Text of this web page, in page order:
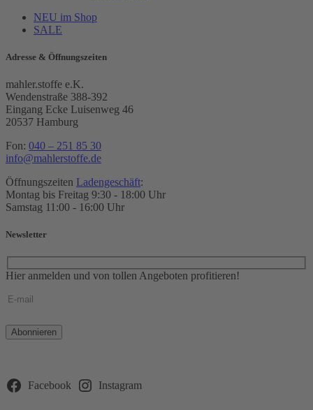
NEU im Shop
SALE
Adresse & Öffnungszeiten
mahler.stoffe e.K.
Wendenstraße 388-392
Eingang Ecke Luisenweg 46
20537 Hamburg
Fon: 040 – 251 85 30
info@mahlerstoffe.de
Öffnungszeiten Ladengeschäft:
Montag bis Freitag 9:30 - 18:00 Uhr
Samstag 11:00 - 16:00 Uhr
Newsletter
Hier anmelden und von tollen Angeboten profitieren!
Bitte
lasse
leer.
Facebook Instagram